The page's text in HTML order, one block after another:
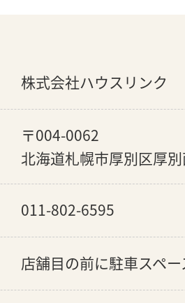
株式会社ハウスリンク
〒004-0062
北海道札幌市厚別区厚
011-802-6595
店舗目の前に駐車スペ